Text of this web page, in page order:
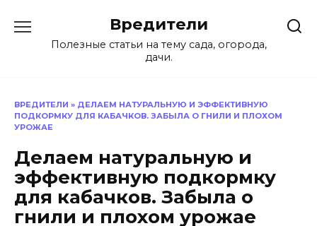
содержанию
Вредители
Полезные статьи на тему сада, огорода,
дачи.
ВРЕДИТЕЛИ » ДЕЛАЕМ НАТУРАЛЬНУЮ И ЭФФЕКТИВНУЮ
ПОДКОРМКУ ДЛЯ КАБАЧКОВ. ЗАБЫЛА О ГНИЛИ И ПЛОХОМ
УРОЖАЕ
Делаем натуральную и
эффективную подкормку
для кабачков. Забыла о
гнили и плохом урожае